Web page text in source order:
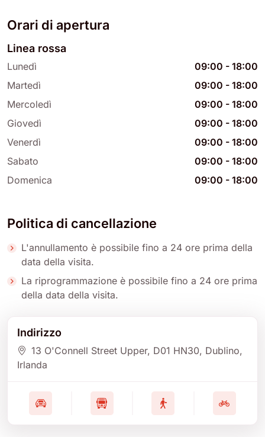
Orari di apertura
Linea rossa
Lunedì 09:00 - 18:00
Martedì
09:00 - 18:00
Mercoledì
09:00 - 18:00
Giovedì
09:00 - 18:00
Venerdì
09:00 - 18:00
Sabato
09:00 - 18:00
Domenica
09:00 - 18:00
Politica di cancellazione
L'annullamento è possibile fino a 24 ore prima della
data della visita.
La riprogrammazione è possibile fino a 24 ore prima
della data della visita.
Indirizzo
13 O'Connell Street Upper, D01 HN30, Dublino,
Irlanda